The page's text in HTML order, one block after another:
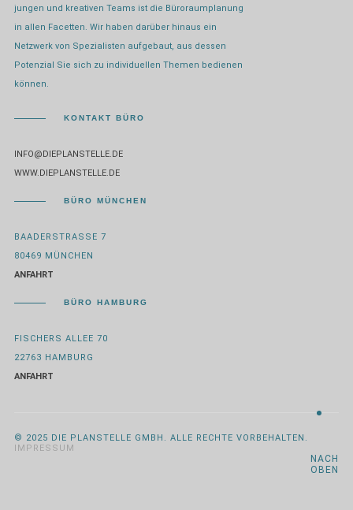
jungen und kreativen Teams ist die Büroraumplanung
in allen Facetten. Wir haben darüber hinaus ein
Netzwerk von Spezialisten aufgebaut, aus dessen
Potenzial Sie sich zu individuellen Themen bedienen
können.
KONTAKT BÜRO
INFO@DIEPLANSTELLE.DE
WWW.DIEPLANSTELLE.DE
BÜRO MÜNCHEN
BAADERSTRASSE 7
80469 MÜNCHEN
ANFAHRT
BÜRO HAMBURG
FISCHERS ALLEE 70
22763 HAMBURG
ANFAHRT
© 2025 DIE PLANSTELLE GMBH. ALLE RECHTE VORBEHALTEN.
IMPRESSUM
NACH
OBEN